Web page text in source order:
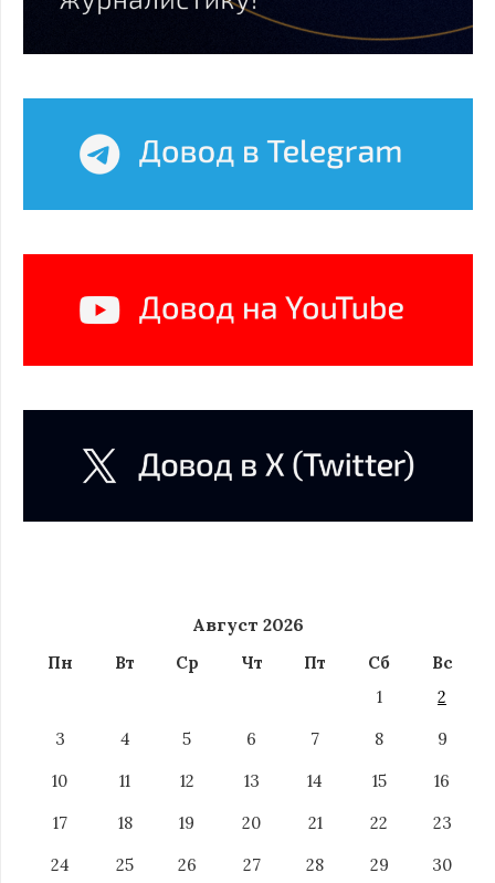
Август 2026
Пн Вт Ср Чт Пт Сб
Вс
1
2
3
4 5 6 7 8
9
10
11 12 13 14 15
16
17
18 19 20 21 22
23
24
25 26 27 28 29
30